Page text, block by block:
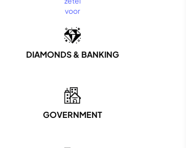
DIAMONDS & BANKING
GOVERNMENT